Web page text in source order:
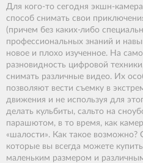
Для кого-то сегодня экшн-
способ снимать свои
(причем без каких-либо
профессиональных знаний и
новое и плохо изученное. На
разновидность цифровой
снимать различные видео. Их
позволяют вести съемку в
движения и не используя для
делать кульбиты, сальто на
парашютом, в то время, как
«шалости». Как такое
которые вы всегда можете
маленьким размером и